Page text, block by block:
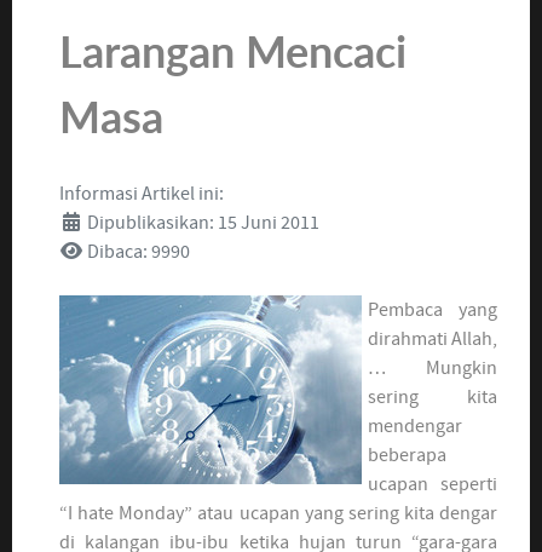
Larangan Mencaci
Masa
Informasi Artikel ini:
Dipublikasikan: 15 Juni 2011
Dibaca: 9990
Pembaca yang
dirahmati Allah,
… Mungkin
sering kita
mendengar
beberapa
ucapan seperti
“I hate Monday” atau ucapan yang sering kita dengar
di kalangan ibu-ibu ketika hujan turun “gara-gara